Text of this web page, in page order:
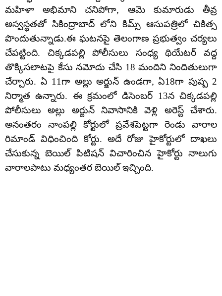
మహిళా అభిమాని చనిపోగా, ఆమె కుమారుడు తీవ్ర
అస్వస్థతతో సికింద్రాబాద్ లోని కిమ్స్ ఆసుపత్రిలో చికిత్స
పొందుతున్నాడు.ఈ ఘటనపై తెలంగాణ ప్రభుత్వం చర్యలు
చేపట్టింది. చిక్కడపల్లి పోలీసులు సంధ్య థియేటర్ వద్ద
తొక్కిసలాటపై కేసు నమోదు చేసి 18 మందిని నిందితులుగా
చేర్చారు. ఏ 11గా అల్లు అర్జున్ ఉండగా, ఏ18గా పుష్ప 2
నిర్మాత ఉన్నారు. ఈ క్రమంలో డిసెంబర్ 13న చిక్కడపల్లి
పోలీసులు అల్లు అర్జున్ నివాసానికి వెళ్లి అరెస్ట్ చేశారు.
అనంతరం నాంపల్లి కోర్టులో ప్రవేశపెట్టగా రెండు వారాల
రిమాండ్ విధించింది కోర్టు. అదే రోజు హైకోర్టులో దాఖలు
చేసుకున్న బెయిల్ పిటిషన్ విచారించిన హైకోర్టు నాలుగు
వారాలపాటు మధ్యంతర బెయిల్ ఇచ్చింది.